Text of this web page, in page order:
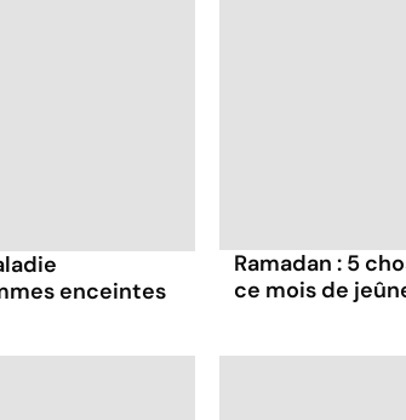
enceintes
Ramadan : 5
ce mois de